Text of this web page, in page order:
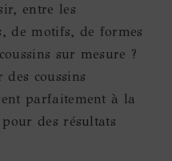
entre les
de motifs, de formes
sur mesure ?
coussins
parfaitement à la
des résultats